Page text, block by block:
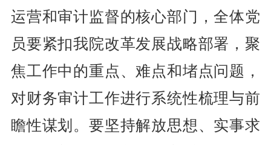
运营和审计监督的核心部门，全体党
员要紧扣我院改革发展战略部署，聚
焦工作中的重点、难点和堵点问题，
对财务审计工作进行系统性梳理与前
瞻性谋划。要坚持解放思想、实事求